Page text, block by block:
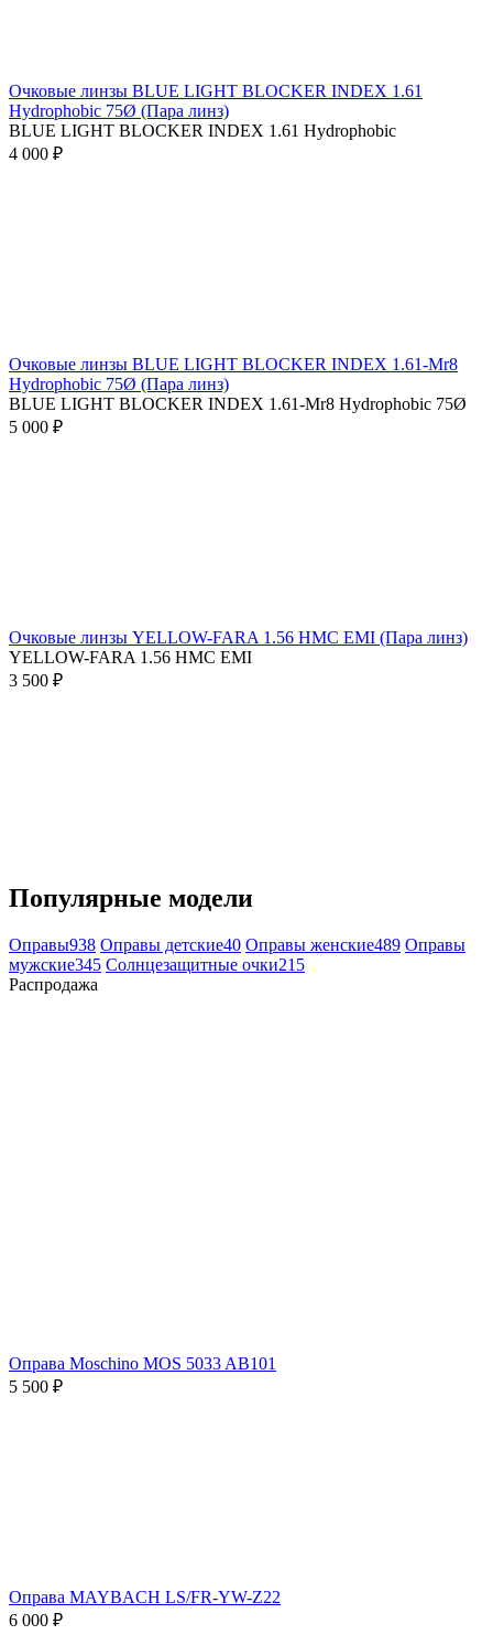
Очковые линзы BLUE LIGHT BLOCKER INDEX 1.61
Hydrophobic 75Ø (Пара линз)
BLUE LIGHT BLOCKER INDEX 1.61 Hydrophobic
4 000 ₽
Очковые линзы BLUE LIGHT BLOCKER INDEX 1.61-Mr8
Hydrophobic 75Ø (Пара линз)
BLUE LIGHT BLOCKER INDEX 1.61-Mr8 Hydrophobic 75Ø
5 000 ₽
Очковые линзы YELLOW-FARA 1.56 HMC EMI (Пара линз)
YELLOW-FARA 1.56 HMC EMI
3 500 ₽
Популярные модели
Оправы938 Оправы детские40 Оправы женские489 Оправы
мужские345 Солнцезащитные очки215
Распродажа
Оправа Moschino MOS 5033 AB101
5 500 ₽
Оправа MAYBACH LS/FR-YW-Z22
6 000 ₽